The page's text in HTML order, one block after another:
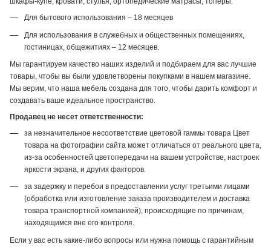
Для бытового использования – 18 месяцев
Для использования в служебных и общественных помещениях,
гостиницах, общежитиях – 12 месяцев.
Мы гарантируем качество наших изделий и подбираем для вас лучшие
товары, чтобы вы были удовлетворены покупками в нашем магазине.
Мы верим, что наша мебель создана для того, чтобы дарить комфорт и
создавать ваше идеальное пространство.
Продавец не несет ответственности:
за незначительное несоответствие цветовой гаммы товара Цвет
товара на фотографии сайта может отличаться от реального цвета,
из-за особенностей цветопередачи на вашем устройстве, настроек
яркости экрана, и других факторов.
за задержку и перебои в предоставлении услуг третьими лицами
(обработка или изготовление заказа производителем и доставка
товара транспортной компанией), происходящие по причинам,
находящимся вне его контроля.
Если у вас есть какие-либо вопросы или нужна помощь с гарантийным